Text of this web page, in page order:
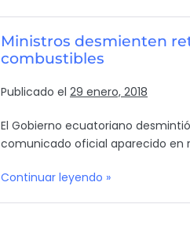
Ministros desmienten
combustibles
Publicado el 29 enero, 2018
El Gobierno ecuatoriano
comunicado oficial aparecido en
Continuar leyendo »